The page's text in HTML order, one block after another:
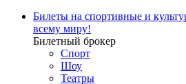
Билеты на спортивные и
всему миру!
Билетный брокер
Спорт
Шоу
Театры